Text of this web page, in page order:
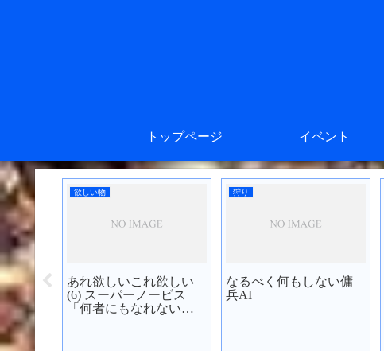
トップページ イベント
ンド
欲しい物
あれ欲しいこれ欲しい
(6) スーパーノービス
「何者にもなれない僕
狩り
なるべく何もしない傭
兵AI